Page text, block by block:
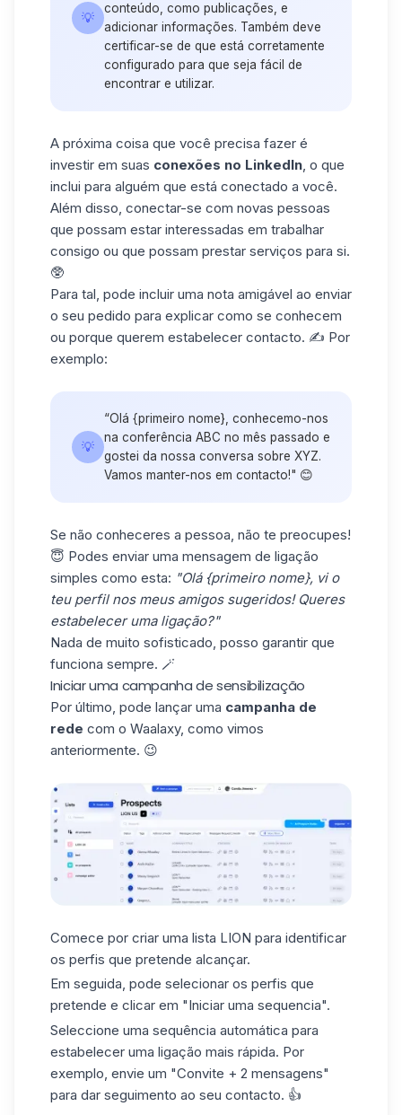
💡
conteúdo, como publicações, e
adicionar informações. Também deve
certificar-se de que está corretamente
configurado para que seja fácil de
encontrar e utilizar.
A próxima coisa que você precisa fazer é
investir em suas conexões no LinkedIn, o que
inclui para alguém que está conectado a você.
Além disso, conectar-se com novas pessoas
que possam estar interessadas em trabalhar
consigo ou que possam prestar serviços para si.
🥸
Para tal, pode incluir uma nota amigável ao enviar
o seu pedido para explicar como se conhecem
ou porque querem estabelecer contacto. ✍️ Por
exemplo:
💡
“Olá {primeiro nome}, conhecemo-nos
na conferência ABC no mês passado e
gostei da nossa conversa sobre XYZ.
Vamos manter-nos em contacto!" 😊
Se não conheceres a pessoa, não te preocupes!
😇 Podes enviar uma mensagem de ligação
simples como esta: "Olá {primeiro nome}, vi o
teu perfil nos meus amigos sugeridos! Queres
estabelecer uma ligação?"
Nada de muito sofisticado, posso garantir que
funciona sempre. 🪄
Iniciar uma campanha de sensibilização
Por último, pode lançar uma campanha de
rede com o Waalaxy, como vimos
anteriormente. 😉
Comece por criar uma lista LION para identificar
os perfis que pretende alcançar.
Em seguida, pode selecionar os perfis que
pretende e clicar em "Iniciar uma sequencia".
Seleccione uma sequência automática para
estabelecer uma ligação mais rápida. Por
exemplo, envie um "Convite + 2 mensagens"
para dar seguimento ao seu contacto. 👍